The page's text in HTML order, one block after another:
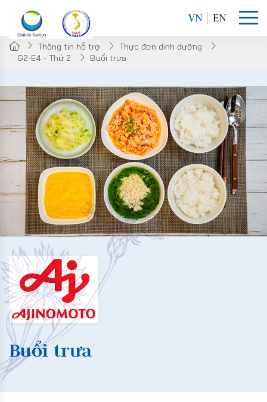
VN EN
Thông tin hỗ trợ
Thực đơn dinh dưỡng
G2-E4 - Thứ 2
Buổi trưa
Buổi trưa